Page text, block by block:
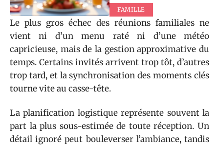
FAMILLE
Le plus gros échec des réunions familiales ne
vient ni d’un menu raté ni d’une météo
capricieuse, mais de la gestion approximative du
temps. Certains invités arrivent trop tôt, d’autres
trop tard, et la synchronisation des moments clés
tourne vite au casse-tête.
La planification logistique représente souvent la
part la plus sous-estimée de toute réception. Un
détail ignoré peut bouleverser l’ambiance, tandis